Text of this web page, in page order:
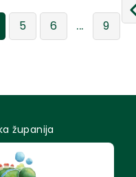
5 6 ... 9
županija